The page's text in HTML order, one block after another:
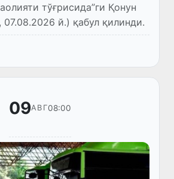
тўғрисида”ги Қонун
07.08.2026 й.) қабул қилинди.
09АВГ08:00